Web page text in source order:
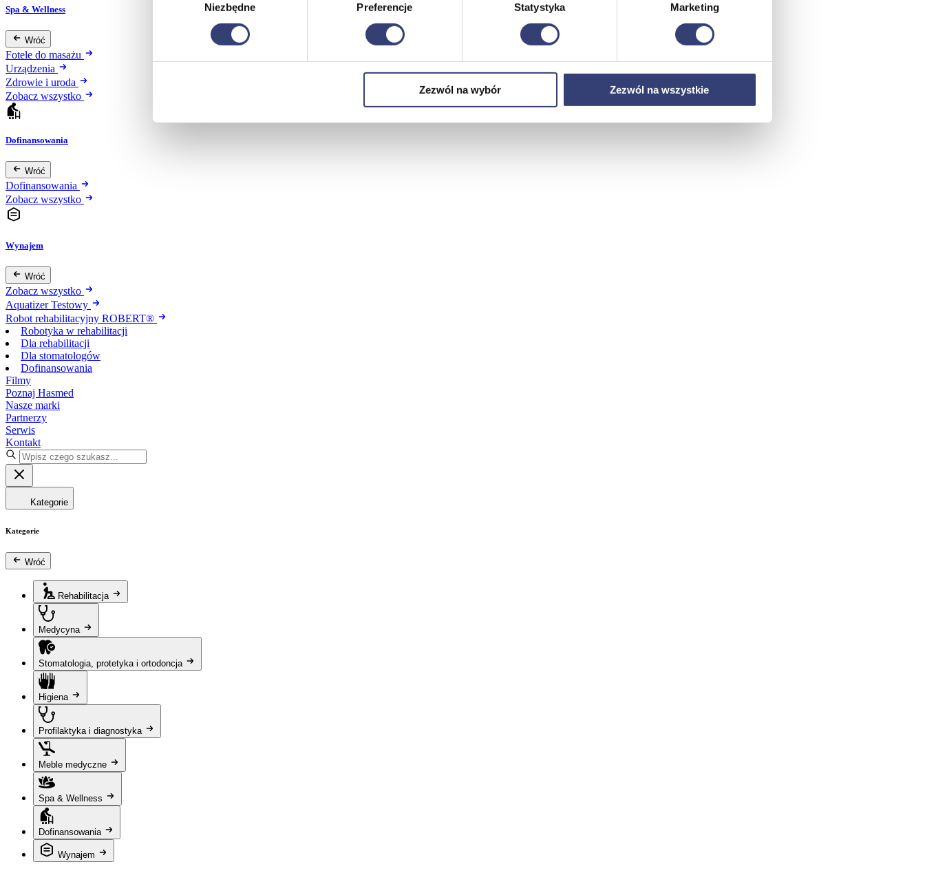
Niezbędne Preferencje Statystyka Marketing
Zezwól na wybór Zezwól na wszystkie
Spa & Wellness
Wróć
Fotele do masażu
Urządzenia
Zdrowie i uroda
Zobacz wszystko
Dofinansowania
Wróć
Dofinansowania
Zobacz wszystko
Wynajem
Wróć
Zobacz wszystko
Aquatizer Testowy
Robot rehabilitacyjny ROBERT®
Robotyka w rehabilitacji
Dla rehabilitacji
Dla stomatologów
Dofinansowania
Filmy
Poznaj Hasmed
Nasze marki
Partnerzy
Serwis
Kontakt
Kategorie
Kategorie
Wróć
Rehabilitacja
Medycyna
Stomatologia, protetyka i ortodoncja
Higiena
Profilaktyka i diagnostyka
Meble medyczne
Spa & Wellness
Dofinansowania
Wynajem